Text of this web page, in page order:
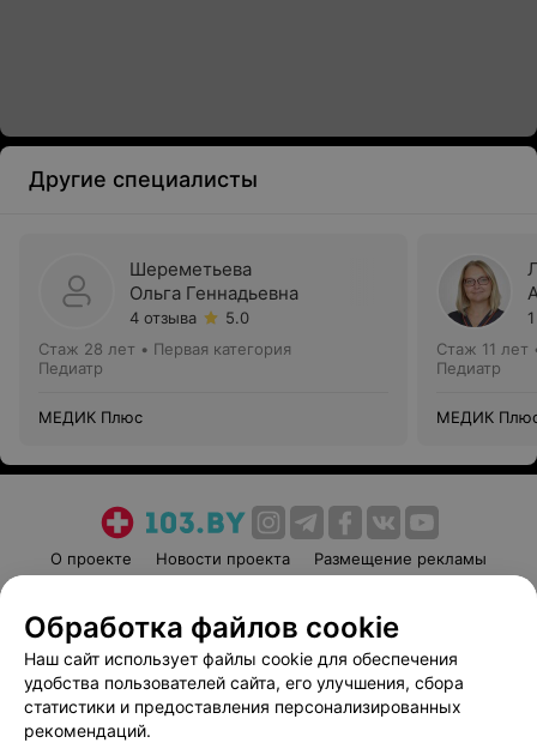
Другие специалисты
Шереметьева
Ольга Геннадьевна
4 отзыва
5.0
Стаж 28 лет • Первая категория
Педиатр
МЕДИК Плюс
Стаж 11 лет
Педиатр
МЕДИК
О проекте Новости проекта
Размещение рекламы
Пользовательское соглашение
Способы оплаты
Вакансии
Партнеры
Написать руководителю 103.by
Обработка файлов cookie
Наш сайт использует файлы cookie для обеспечения
удобства пользователей сайта, его улучшения, сбора
статистики и предоставления персонализированных
рекомендаций.